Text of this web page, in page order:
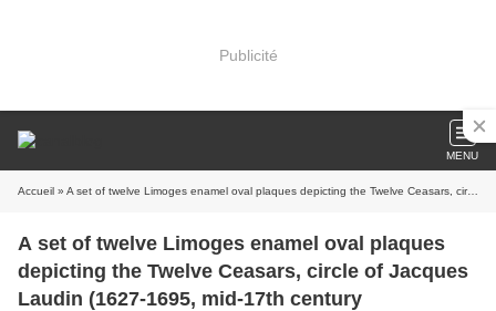
Publicité
MENU
Accueil » A set of twelve Limoges enamel oval plaques depicting the Twelve Ceasars, circle of Jacques Laudin (1627-1695, mid-17th century
A set of twelve Limoges enamel oval plaques
depicting the Twelve Ceasars, circle of Jacques
Laudin (1627-1695, mid-17th century